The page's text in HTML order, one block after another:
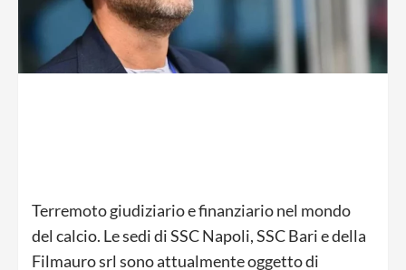
Terremoto giudiziario e finanziario nel mondo
del calcio. Le sedi di SSC Napoli, SSC Bari e della
Filmauro srl sono attualmente oggetto di